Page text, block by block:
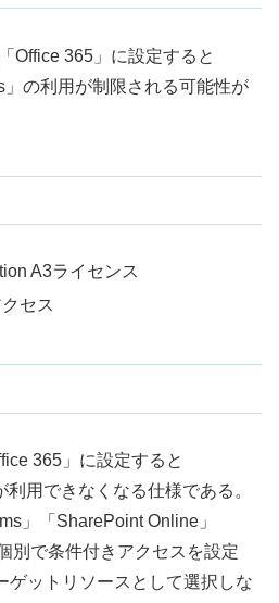
Office 365」に設定すると
」の利用が制限される可能性が
A3ライセンス
セス
365」に設定すると
利用できなくなる仕様である。
」「SharePoint Online」
別で条件付きアクセスを設定
ゲットリソースとして選択しな